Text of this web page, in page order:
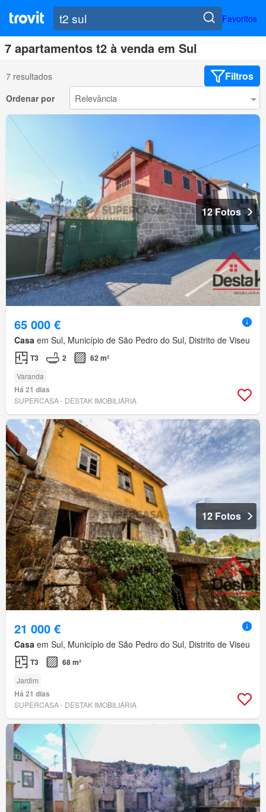
Favoritos
7 apartamentos t2 à venda em Sul
7 resultados Filtros
Ordenar por
12 Fotos
65 000 €
Casa em Sul, Município de São Pedro do Sul, Distrito de Viseu
T3 2 62 m²
Varanda
Há 21 dias
SUPERCASA - DESTAK IMOBILIÁRIA
12 Fotos
21 000 €
Casa em Sul, Município de São Pedro do Sul, Distrito de Viseu
T3 68 m²
Jardim
Há 21 dias
SUPERCASA - DESTAK IMOBILIÁRIA